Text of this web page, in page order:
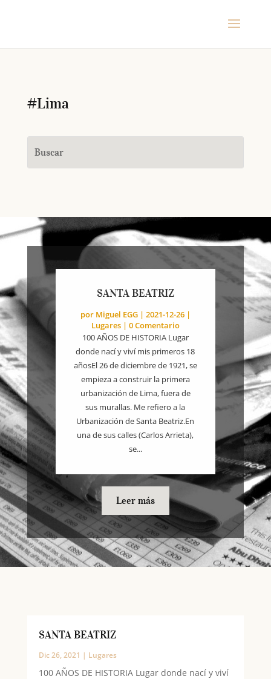
#Lima
SANTA BEATRIZ
por Miguel EGG| 2021-12-26|
Lugares| 0 Comentario
100 AÑOS DE HISTORIA Lugar
donde nací y viví mis primeros 18
añosEl 26 de diciembre de 1921, se
empieza a construir la primera
urbanización de Lima, fuera de
sus murallas. Me refiero a la
Urbanización de Santa Beatriz.En
una de sus calles (Carlos Arrieta),
se...
Leer más
SANTA BEATRIZ
Dic 26, 2021 | Lugares
100 AÑOS DE HISTORIA Lugar donde nací y viví